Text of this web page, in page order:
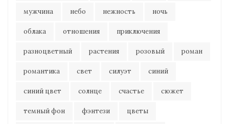
мужчина небо нежность ночь
облака отношения приключения
разноцветный растения розовый роман
романтика свет силуэт синий
синий цвет солнце счастье сюжет
темный фон фэнтези цветы